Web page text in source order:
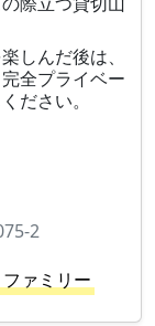
しんだ後は、
全プライベー
ださい。
2
ァミリー